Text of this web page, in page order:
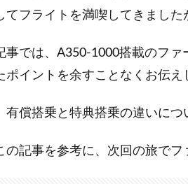
てフライトを満喫してきまし
事では、A350-1000搭載のフ
ポイントを余すことなくお伝え
有償搭乗と特典搭乗の違いに
の記事を参考に、次回の旅で